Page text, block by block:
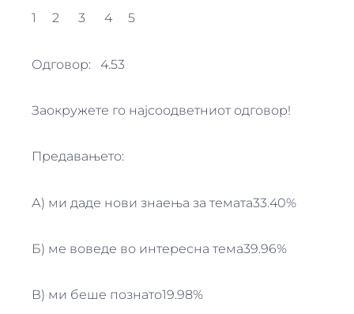
1 2 3 4 5
Одговор: 4.53
Заокружете го најсоодветниот одговор!
Предавањето:
А) ми даде нови знаења за темата33.40%
Б) ме воведе во интересна тема39.96%
В) ми беше познато19.98%